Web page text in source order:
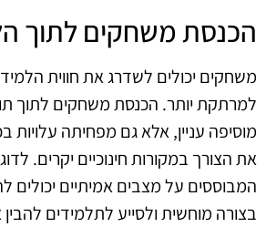
הכנסת משחקים לתוך
משחקים יכולים לשדרג את חווית
למרתקת יותר. הכנסת משחקים לתוך
מוסיפה עניין, אלא גם מפחיתה
את הצורך במקורות חינוכיים יקרים.
המבוססים על מצבים אמיתיים יכולים
בצורה מוחשית ולסייע לתלמידים